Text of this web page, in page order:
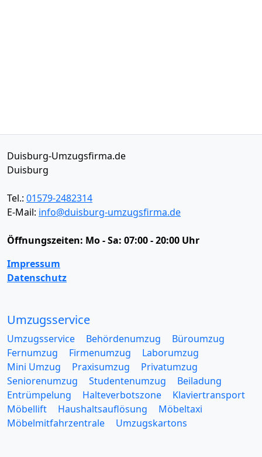
Duisburg-Umzugsfirma.de
Duisburg
Tel.: 01579-2482314
E-Mail: info@duisburg-umzugsfirma.de
Öffnungszeiten: Mo - Sa: 07:00 - 20:00 Uhr
Impressum
Datenschutz
Umzugsservice
Umzugsservice Behördenumzug
Büroumzug
Fernumzug
Firmenumzug
Laborumzug
Mini Umzug
Praxisumzug
Privatumzug
Seniorenumzug
Studentenumzug
Beiladung
Entrümpelung
Halteverbotszone
Klaviertransport
Möbellift
Haushaltsauflösung
Möbeltaxi
Möbelmitfahrzentrale
Umzugskartons